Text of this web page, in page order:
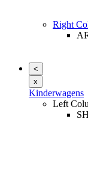
Right
<
x
Kinderwagens
Left